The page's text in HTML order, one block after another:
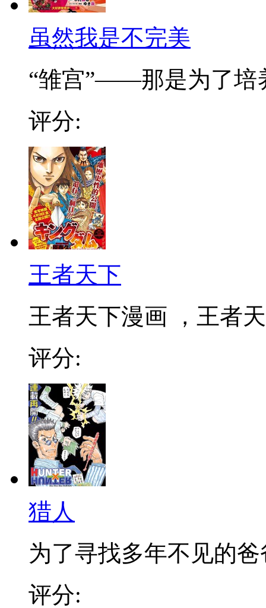
虽然我是不完美
“雏宫”——那是为了培
评分:
王者天下
王者天下漫画 ，王者
评分:
猎人
为了寻找多年不见的爸
评分: